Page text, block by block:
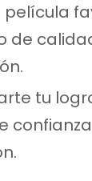
película
de
tu